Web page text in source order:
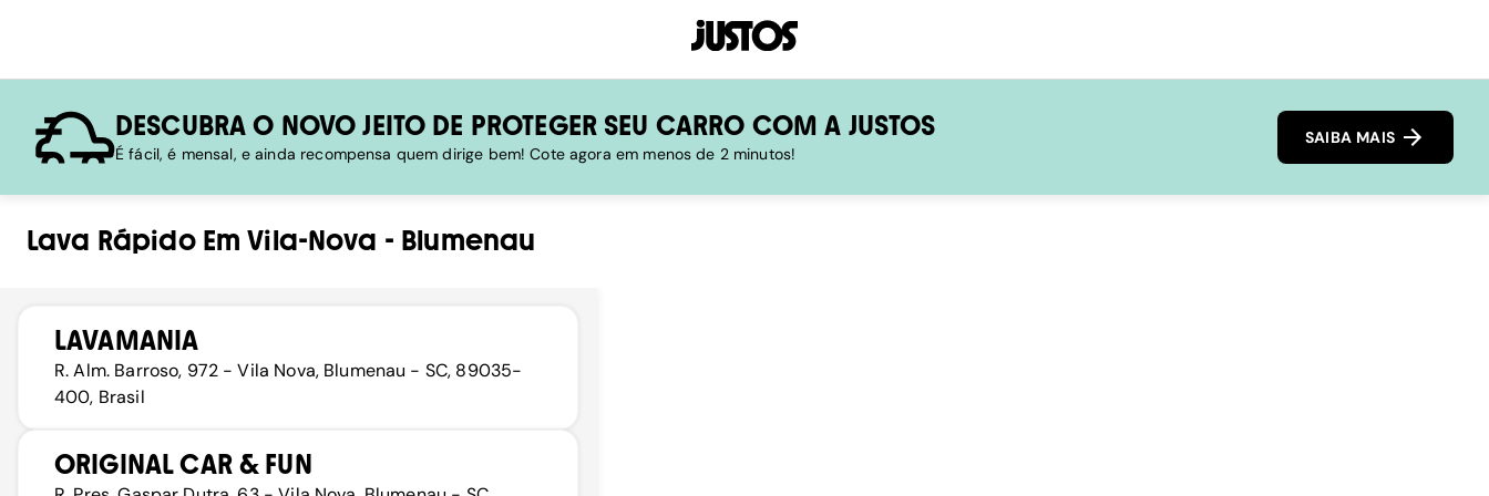
DESCUBRA O NOVO JEITO DE PROTEGER SEU CARRO COM A JUSTOS
É fácil, é mensal, e ainda recompensa quem dirige bem! Cote agora em menos de 2 minutos!
SAIBA MAIS
Lava RápidoEmVila-Nova - Blumenau
LAVAMANIA
R. Alm. Barroso, 972 - Vila Nova, Blumenau - SC, 89035-
400, Brasil
ORIGINAL CAR & FUN